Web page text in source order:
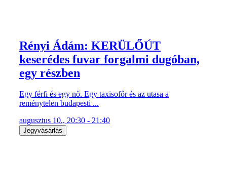
Rényi Ádám: KERÜLŐÚT
keserédes fuvar forgalmi dugóban,
egy részben
Egy férfi és egy nő. Egy taxisofőr és az utasa a
reménytelen budapesti ...
augusztus 10., 20:30 - 21:40
Jegyvásárlás